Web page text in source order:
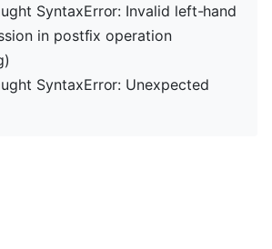
SyntaxError: Invalid left-hand
in postfix operation
SyntaxError: Unexpected